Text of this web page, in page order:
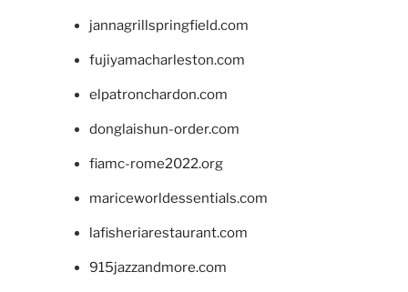
jannagrillspringfield.com
fujiyamacharleston.com
elpatronchardon.com
donglaishun-order.com
fiamc-rome2022.org
mariceworldessentials.com
lafisheriarestaurant.com
915jazzandmore.com